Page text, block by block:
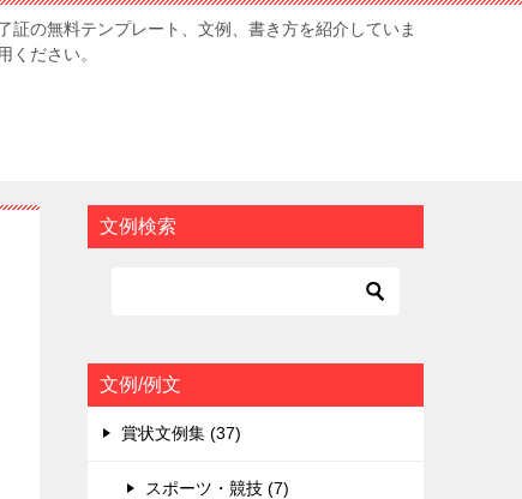
証の無料テンプレート、文例、書き方を紹介していま
ください。
文例検索
文例/例文
賞状文例集 (37)
スポーツ・競技 (7)